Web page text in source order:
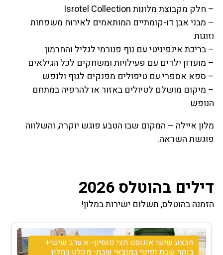
– חלק מקבוצת מלונות Isrotel Collection
– מבני אבן דו-קומתיים המותאמים לאירוח משפחות
וזוגות
– בריכת אינפיניטי עם נוף פנורמי לגליל והחרמון
– מועדון ילדים עם פעילויות ומשחקים לכל הגילאים
– ספא אספרי עם טיפולים מפנקים לגוף ולנפש
– מיקום מושלם לטיולים באזור או להרפיה במתחם
הנופש
מלון איילה – המקום שבו הטבע פוגש יוקרה, והשלווה
פוגשת השראה.
דילים בהוטלס 2026
הזמנה בהוטלס, תשלום ישירות במלון!
מבצע שישי אוגוסט חצי פנסיון- א.ערב שישי+
בוקר שבת ופינוי במוצאי שבת- מקלט במלון